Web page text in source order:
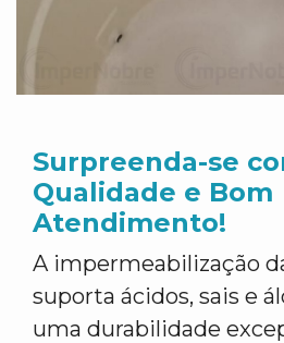
Surpreenda-se
Qualidade e Bom
Atendimento!
A impermeabilização
suporta ácidos, sais e
uma durabilidade